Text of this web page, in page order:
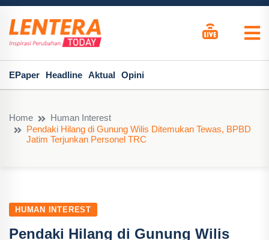
EPaper Headline Aktual Opini
Home
Human Interest
Pendaki Hilang di Gunung Wilis Ditemukan Tewas, BPBD
Jatim Terjunkan Personel TRC
HUMAN INTEREST
Pendaki Hilang di Gunung Wilis